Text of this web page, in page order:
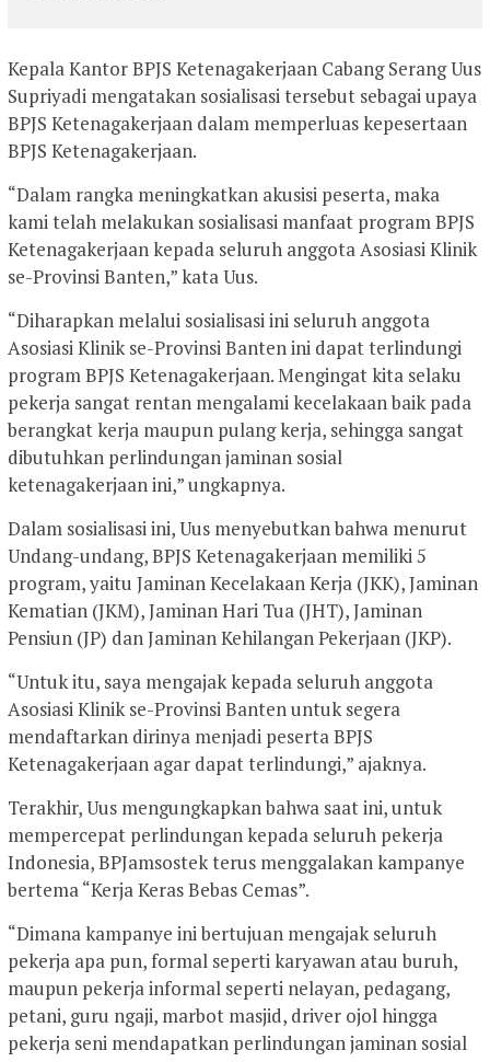
Kepala Kantor BPJS Ketenagakerjaan Cabang Serang Uus
Supriyadi mengatakan sosialisasi tersebut sebagai upaya
BPJS Ketenagakerjaan dalam memperluas kepesertaan
BPJS Ketenagakerjaan.
“Dalam rangka meningkatkan akusisi peserta, maka
kami telah melakukan sosialisasi manfaat program BPJS
Ketenagakerjaan kepada seluruh anggota Asosiasi Klinik
se-Provinsi Banten,” kata Uus.
“Diharapkan melalui sosialisasi ini seluruh anggota
Asosiasi Klinik se-Provinsi Banten ini dapat terlindungi
program BPJS Ketenagakerjaan. Mengingat kita selaku
pekerja sangat rentan mengalami kecelakaan baik pada
berangkat kerja maupun pulang kerja, sehingga sangat
dibutuhkan perlindungan jaminan sosial
ketenagakerjaan ini,” ungkapnya.
Dalam sosialisasi ini, Uus menyebutkan bahwa menurut
Undang-undang, BPJS Ketenagakerjaan memiliki 5
program, yaitu Jaminan Kecelakaan Kerja (JKK), Jaminan
Kematian (JKM), Jaminan Hari Tua (JHT), Jaminan
Pensiun (JP) dan Jaminan Kehilangan Pekerjaan (JKP).
“Untuk itu, saya mengajak kepada seluruh anggota
Asosiasi Klinik se-Provinsi Banten untuk segera
mendaftarkan dirinya menjadi peserta BPJS
Ketenagakerjaan agar dapat terlindungi,” ajaknya.
Terakhir, Uus mengungkapkan bahwa saat ini, untuk
mempercepat perlindungan kepada seluruh pekerja
Indonesia, BPJamsostek terus menggalakan kampanye
bertema “Kerja Keras Bebas Cemas”.
“Dimana kampanye ini bertujuan mengajak seluruh
pekerja apa pun, formal seperti karyawan atau buruh,
maupun pekerja informal seperti nelayan, pedagang,
petani, guru ngaji, marbot masjid, driver ojol hingga
pekerja seni mendapatkan perlindungan jaminan sosial